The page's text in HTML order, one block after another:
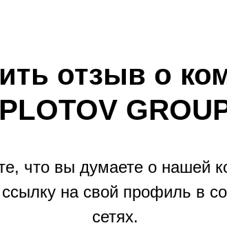
отзыв о
PLOTOV
что вы думаете о нашей
ссылку на свой профиль в
сетях.